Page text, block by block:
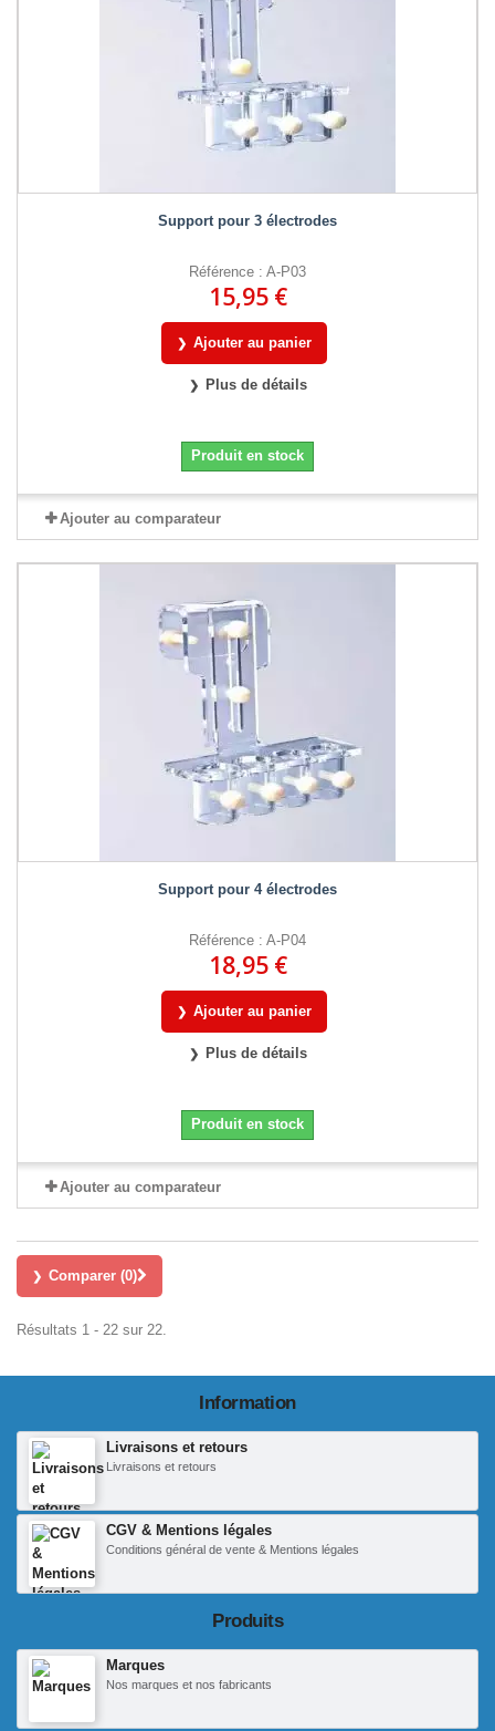
Support pour 3 électrodes
Référence : A-P03
15,95 €
Ajouter au panier
Plus de détails
Produit en stock
Ajouter au comparateur
Support pour 4 électrodes
Référence : A-P04
18,95 €
Ajouter au panier
Plus de détails
Produit en stock
Ajouter au comparateur
Comparer (0)
Résultats 1 - 22 sur 22.
Information
Livraisons et retours
Livraisons et retours
CGV & Mentions légales
Conditions général de vente & Mentions légales
Produits
Marques
Nos marques et nos fabricants